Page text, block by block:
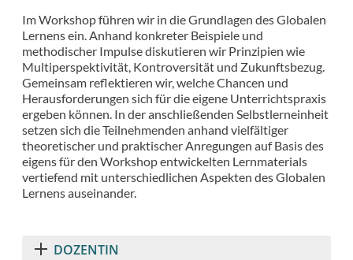
Im Workshop führen wir in die Grundlagen des Globalen
Lernens ein. Anhand konkreter Beispiele und
methodischer Impulse diskutieren wir Prinzipien wie
Multiperspektivität, Kontroversität und Zukunftsbezug.
Gemeinsam reflektieren wir, welche Chancen und
Herausforderungen sich für die eigene Unterrichtspraxis
ergeben können. In der anschließenden Selbstlerneinheit
setzen sich die Teilnehmenden anhand vielfältiger
theoretischer und praktischer Anregungen auf Basis des
eigens für den Workshop entwickelten Lernmaterials
vertiefend mit unterschiedlichen Aspekten des Globalen
Lernens auseinander.
DOZENTIN